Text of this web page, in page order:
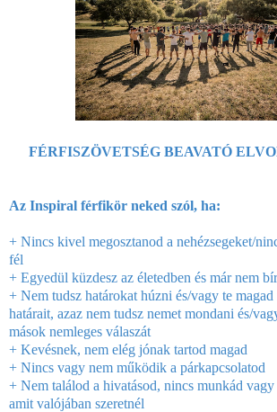
FÉRFISZÖVETSÉG BEAVATÓ
Az Inspiral férfikör neked szól, ha:
+ Nincs kivel megosztanod a nehézsegeket/
fél
+ Egyedül küzdesz az életedben és már nem
+ Nem tudsz határokat húzni és/vagy te magad
határait, azaz nem tudsz nemet mondani és/
mások nemleges válaszát
+ Kevésnek, nem elég jónak tartod magad
+ Nincs vagy nem működik a párkapcsolatod
+ Nem találod a hivatásod, nincs munkád vagy
amit valójában szeretnél